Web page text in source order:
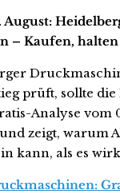
August:
– Kaufen,
prüft, sollte die
Analyse vom
zeigt, warum
kann, als es